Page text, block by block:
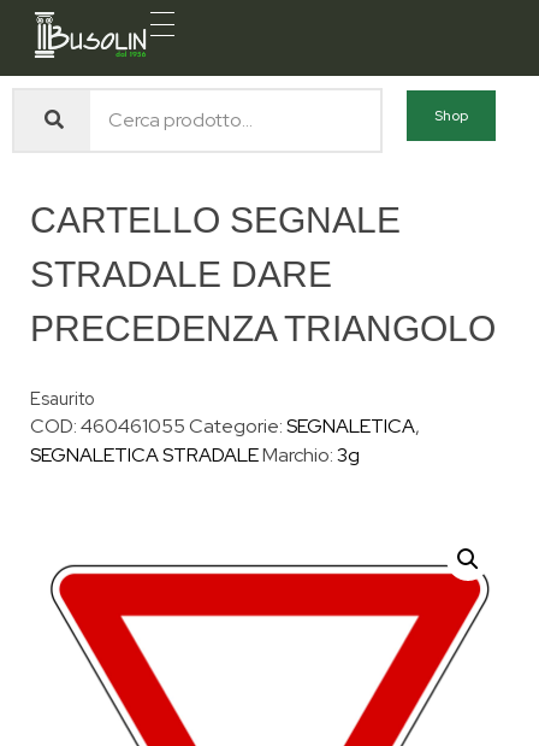
Busolin S.R.L.
Shop
CARTELLO SEGNALE
STRADALE DARE
PRECEDENZA TRIANGOLO
Esaurito
COD:460461055Categorie:SEGNALETICA,
SEGNALETICA STRADALEMarchio:3g